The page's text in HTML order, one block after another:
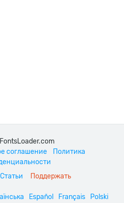
соглашение
Политика
Статьи Поддержать
Español Français Polski